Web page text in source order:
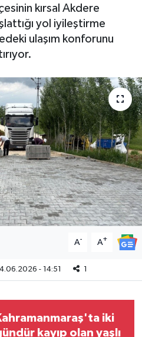
kırsal Akdere
yol iyileştirme
ulaşım konforunu
A- A+
- 14:51 1
iki
kayıp olan yaşlı